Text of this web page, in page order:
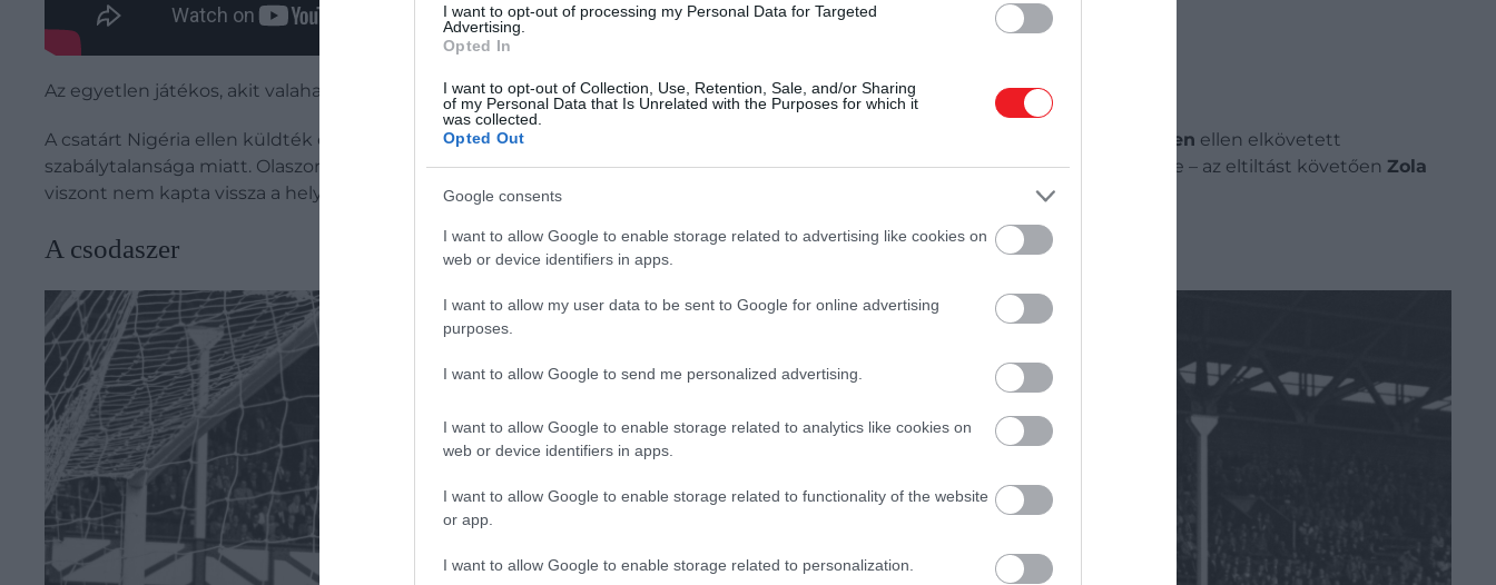
I want to opt-out of processing my Personal Data for Targeted
Advertising.
Opted In
I want to opt-out of Collection, Use, Retention, Sale, and/or Sharing
of my Personal Data that Is Unrelated with the Purposes for which it
was collected.
Opted Out
Google consents
I want to allow Google to enable storage related to advertising like cookies on
web or device identifiers in apps.
I want to allow my user data to be sent to Google for online advertising
purposes.
I want to allow Google to send me personalized advertising.
I want to allow Google to enable storage related to analytics like cookies on
web or device identifiers in apps.
I want to allow Google to enable storage related to functionality of the website
or app.
I want to allow Google to enable storage related to personalization.
Az egyetlen játékos, akit valaha kiállítottak a születésnapján az olaszGianfranco Zolavolt.
A csatárt Nigéria ellen küldték el egy születésnapi zuhanyra, hogy aztán további két mérkőzésre eltiltsák az Augustine Eguavoen ellen elkövetett
szabálytalansága miatt. Olaszország ettől függetlenül 2-1-re megnyerte a meccset, és végül bejutott a világbajnokság döntőjébe – az eltiltást követően Zola
viszont nem kapta vissza a helyét a csapatban.
A csodaszer